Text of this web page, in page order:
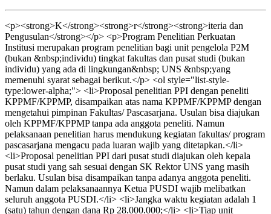
<p><strong>K</strong><strong>r</strong><strong>iteria dan
Pengusulan</strong></p> <p>Program Penelitian Perkuatan
Institusi merupakan program penelitian bagi unit pengelola P2M
(bukan &nbsp;individu) tingkat fakultas dan pusat studi (bukan
individu) yang ada di lingkungan&nbsp; UNS &nbsp;yang
memenuhi syarat sebagai berikut.</p> <ol style="list-style-
type:lower-alpha;"> <li>Proposal penelitian PPI dengan peneliti
KPPMF/KPPMP, disampaikan atas nama KPPMF/KPPMP dengan
mengetahui pimpinan Fakultas/ Pascasarjana. Usulan bisa diajukan
oleh KPPMF/KPPMP tanpa ada anggota peneliti. Namun
pelaksanaan penelitian harus mendukung kegiatan fakultas/ program
pascasarjana mengacu pada luaran wajib yang ditetapkan.</li>
<li>Proposal penelitian PPI dari pusat studi diajukan oleh kepala
pusat studi yang sah sesuai dengan SK Rektor UNS yang masih
berlaku. Usulan bisa disampaikan tanpa adanya anggota peneliti.
Namun dalam pelaksanaannya Ketua PUSDI wajib melibatkan
seluruh anggota PUSDI.</li> <li>Jangka waktu kegiatan adalah 1
(satu) tahun dengan dana Rp 28.000.000;</li> <li>Tiap unit